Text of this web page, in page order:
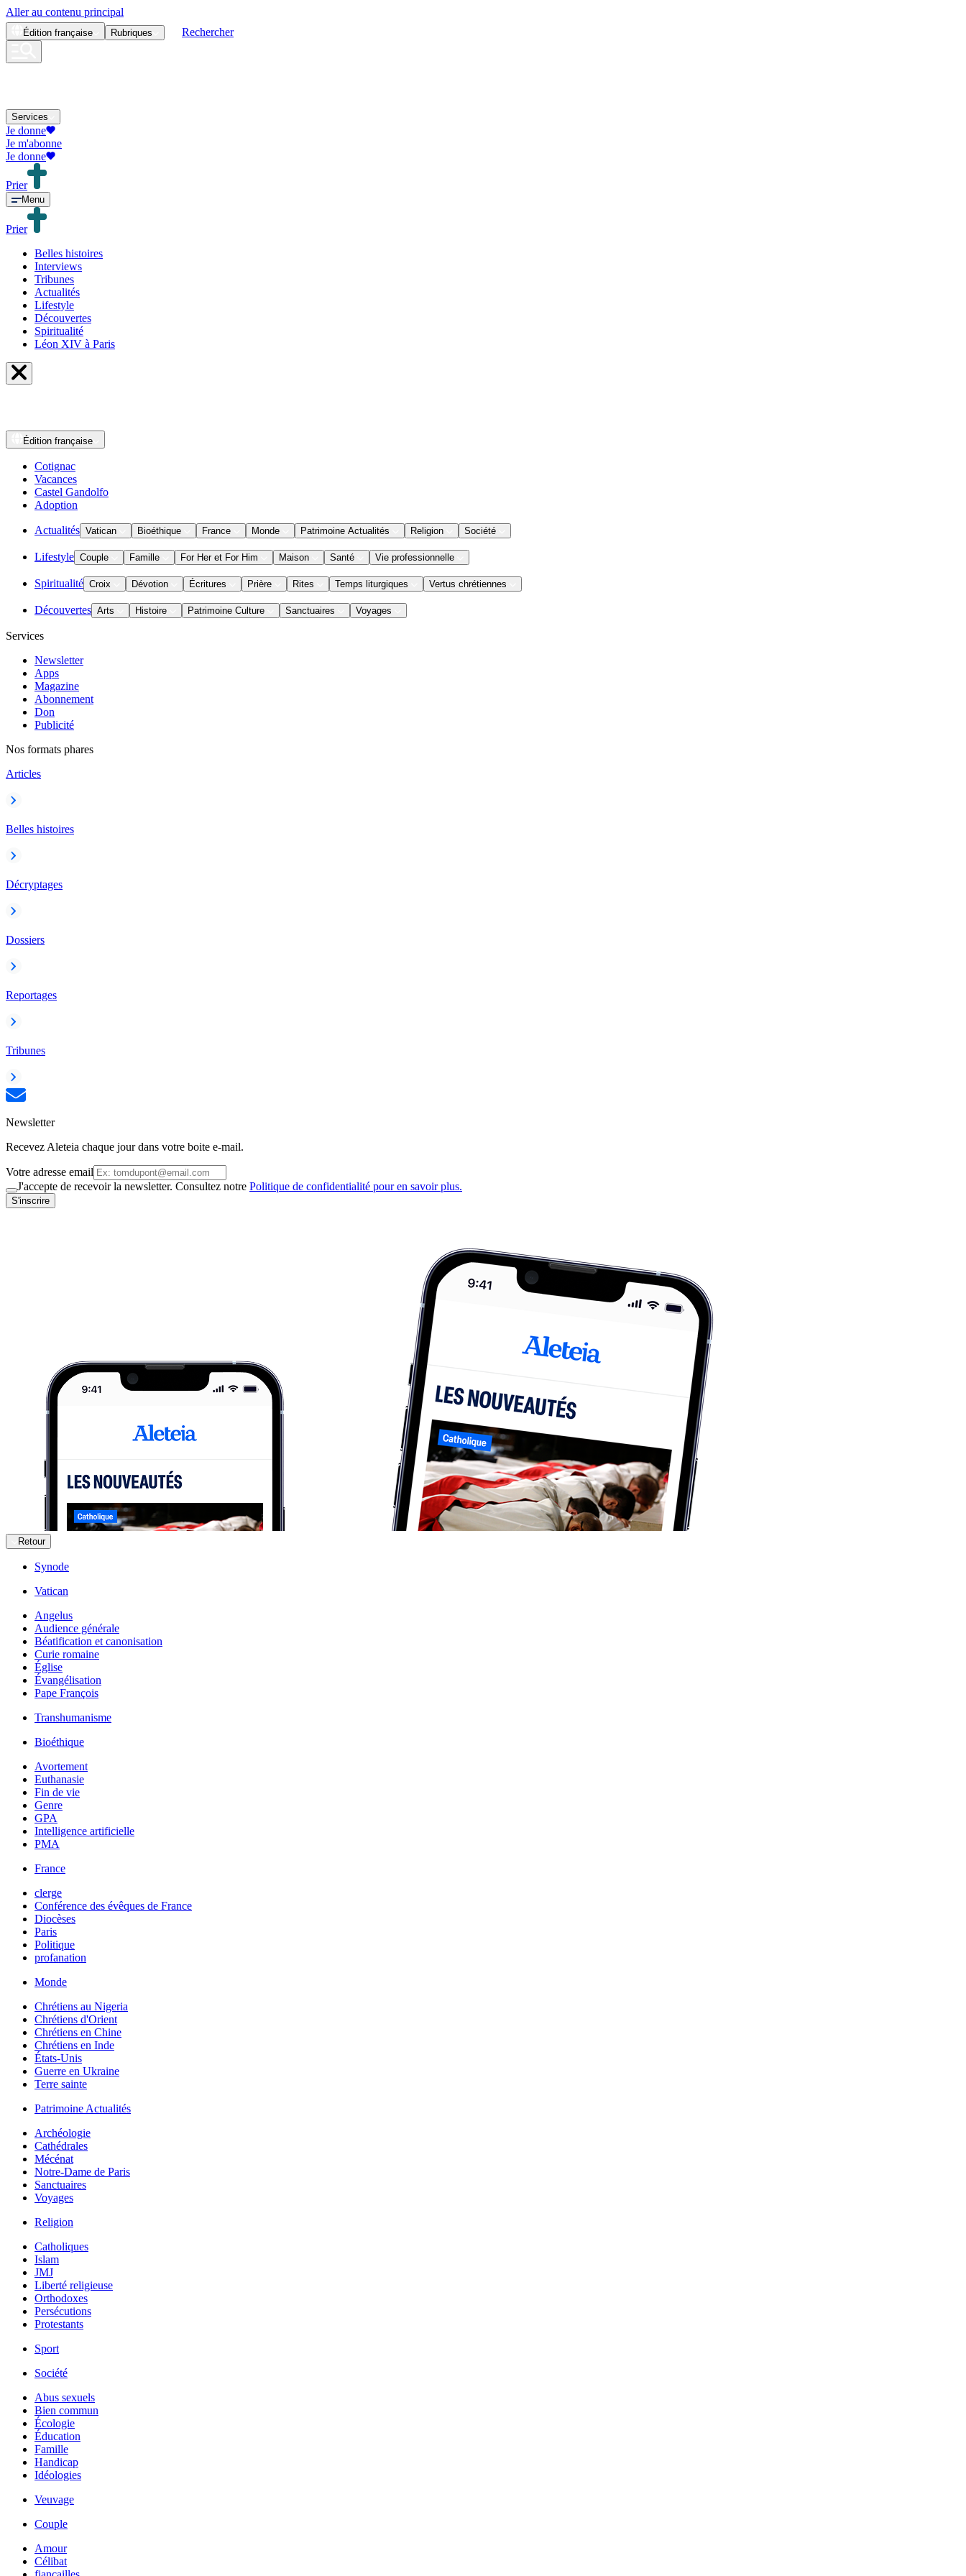
Aller au contenu principal
Édition française Rubriques Rechercher
Services
Je donne
Je m'abonne
Je donne
Prier
Menu
Prier
Belles histoires
Interviews
Tribunes
Actualités
Lifestyle
Découvertes
Spiritualité
Léon XIV à Paris
Édition française
Cotignac
Vacances
Castel Gandolfo
Adoption
Actualités Vatican Bioéthique France Monde Patrimoine Actualités Religion Société
Lifestyle Couple Famille For Her et For Him Maison Santé Vie professionnelle
Spiritualité Croix Dévotion Écritures Prière Rites Temps liturgiques Vertus chrétiennes
Découvertes Arts Histoire Patrimoine Culture Sanctuaires Voyages
Services
Newsletter
Apps
Magazine
Abonnement
Don
Publicité
Nos formats phares
Articles
Belles histoires
Décryptages
Dossiers
Reportages
Tribunes
Newsletter
Recevez Aleteia chaque jour dans votre boite e-mail.
Votre adresse email
J'accepte de recevoir la newsletter. Consultez notre Politique de confidentialité pour en savoir plus.
S'inscrire
Retour
Synode
Vatican
Angelus
Audience générale
Béatification et canonisation
Curie romaine
Église
Évangélisation
Pape François
Transhumanisme
Bioéthique
Avortement
Euthanasie
Fin de vie
Genre
GPA
Intelligence artificielle
PMA
France
clerge
Conférence des évêques de France
Diocèses
Paris
Politique
profanation
Monde
Chrétiens au Nigeria
Chrétiens d'Orient
Chrétiens en Chine
Chrétiens en Inde
États-Unis
Guerre en Ukraine
Terre sainte
Patrimoine Actualités
Archéologie
Cathédrales
Mécénat
Notre-Dame de Paris
Sanctuaires
Voyages
Religion
Catholiques
Islam
JMJ
Liberté religieuse
Orthodoxes
Persécutions
Protestants
Sport
Société
Abus sexuels
Bien commun
Écologie
Éducation
Famille
Handicap
Idéologies
Veuvage
Couple
Amour
Célibat